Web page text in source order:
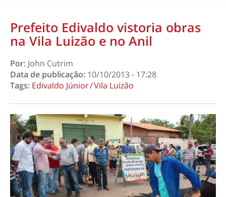
Prefeito Edivaldo vistoria obras
na Vila Luizão e no Anil
Por: John Cutrim
Data de publicação: 10/10/2013 - 17:28
Tags: Edivaldo Júnior Vila Luizão